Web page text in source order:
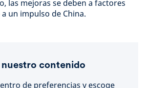
las mejoras se deben a factores
un impulso de China.
contenido
de preferencias y escoge